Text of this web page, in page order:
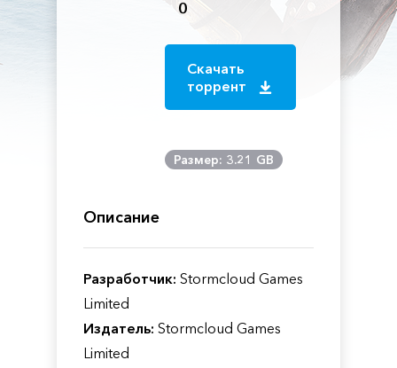
0
Скачать
торрент
Размер: 3.21 GB
Описание
Разработчик: Stormcloud Games
Limited
Издатель: Stormcloud Games
Limited